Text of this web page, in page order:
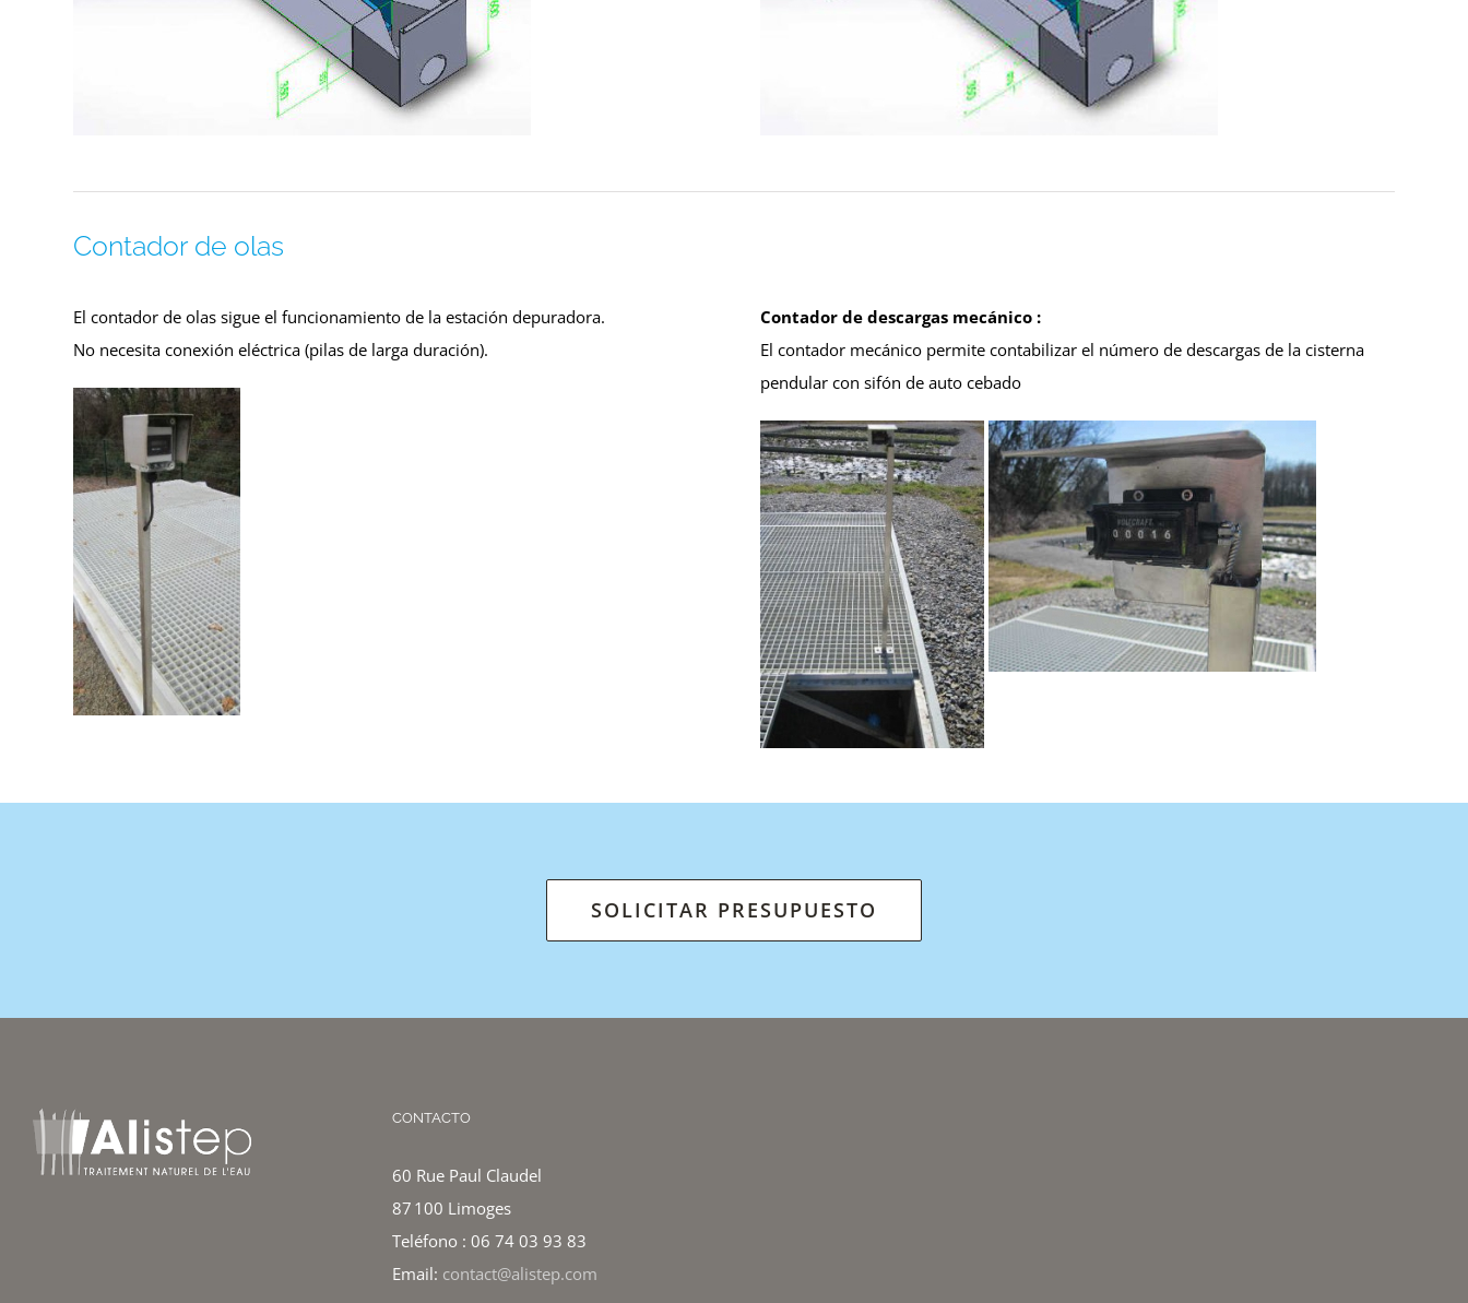
Contador de olas
El contador de olas sigue el funcionamiento de la estación depuradora.
No necesita conexión eléctrica (pilas de larga duración).
Contador de descargas mecánico :
El contador mecánico permite contabilizar el número de descargas de la cisterna
pendular con sifón de auto cebado
SOLICITAR PRESUPUESTO
CONTACTO
60 Rue Paul Claudel
87 100 Limoges
Teléfono : 06 74 03 93 83
Email: contact@alistep.com